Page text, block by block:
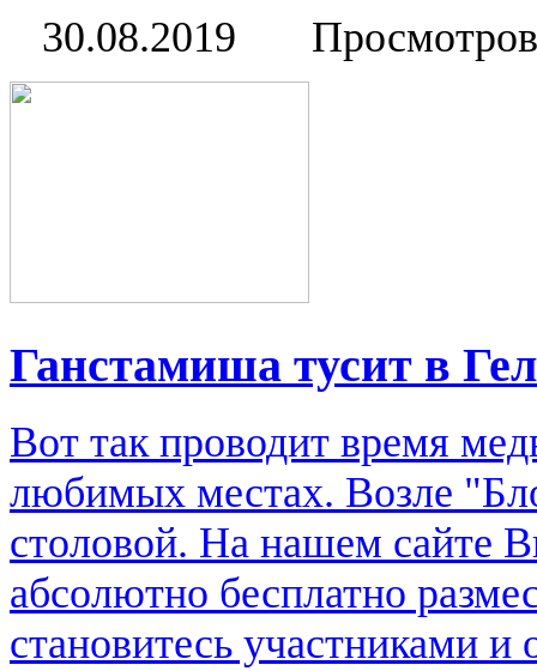
30.08.2019
Ганстамиша тусит в
Вот так проводит время
любимых местах. Возле
столовой. На нашем сайте
абсолютно бесплатно
становитесь участниками